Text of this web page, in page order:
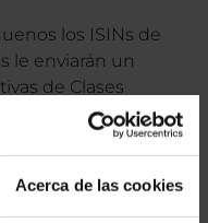
Acerca de las cookies
los ISINs de
le enviarán un
de Clases
en sus costes.